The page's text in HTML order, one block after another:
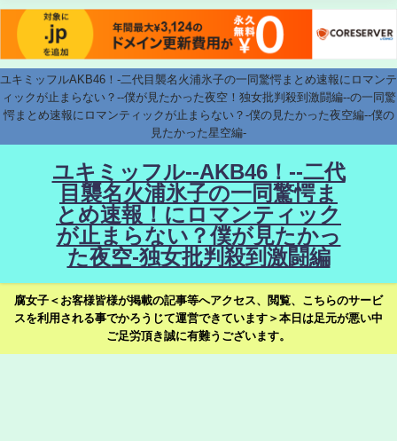
ユキミッフルAKB46！-二代目襲名火浦氷子の一同驚愕まとめ速報にロマンテ
ィックが止まらない？--僕が見たかった夜空！独女批判殺到激闘編--の一同驚
愕まとめ速報にロマンティックが止まらない？-僕の見たかった夜空編--僕の
見たかった星空編-
ユキミッフル--AKB46！--二代
目襲名火浦氷子の一同驚愕ま
とめ速報！にロマンティック
が止まらない？僕が見たかっ
た夜空-独女批判殺到激闘編
腐女子＜お客様皆様が掲載の記事等へアクセス、閲覧、こちらのサービ
スを利用される事でかろうじて運営できています＞本日は足元が悪い中
ご足労頂き誠に有難うございます。